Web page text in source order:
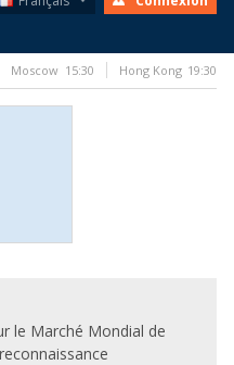
le Marché Mondial de
Moscow 15:30 Hong Kong 19:30